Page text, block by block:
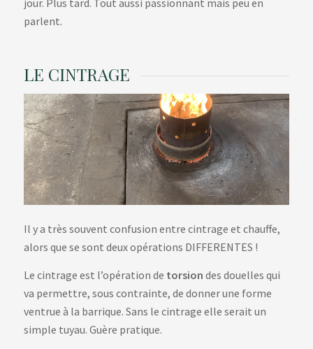
jour. Plus tard. Tout aussi passionnant mais peu en
parlent.
LE CINTRAGE
Il y a très souvent confusion entre cintrage et chauffe,
alors que se sont deux opérations DIFFERENTES !
Le cintrage est l’opération de torsion des douelles qui
va permettre, sous contrainte, de donner une forme
ventrue à la barrique. Sans le cintrage elle serait un
simple tuyau. Guère pratique.